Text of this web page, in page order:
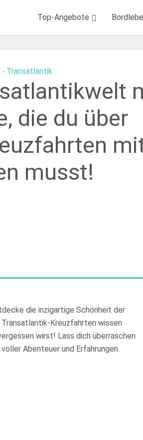
Top-Angebote
• Transatlantik
die du über
musst!
die inzigartige Schönheit der
Kreuzfahrten wissen
wirst! Lass dich überraschen
Abenteuer und Erfahrungen.